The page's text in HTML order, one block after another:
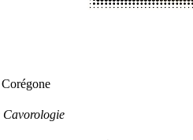
Cavorologie